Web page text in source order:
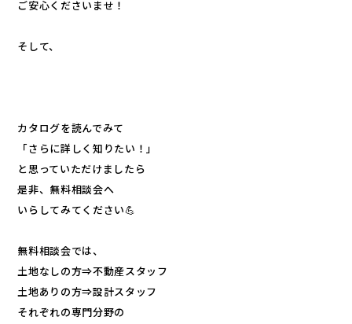
ご安心くださいませ！
そして、
カタログを読んでみて
「さらに詳しく知りたい！」
と思っていただけましたら
是非、無料相談会へ
いらしてみてください💪
無料相談会では、
土地なしの方⇒不動産スタッフ
土地ありの方⇒設計スタッフ
それぞれの専門分野の